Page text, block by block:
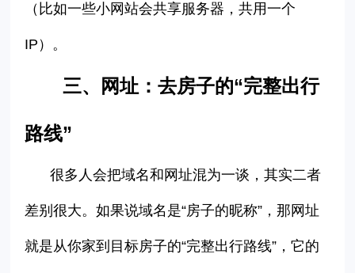
（比如一些小网站会共享服务器，共用一个
IP ）。
三、 网址：去房子的“完整出行
路线”
很多人会把域名和网址混为一谈，其实二者
差别很大。如果说域名是“房子的昵称” ，那网址
就是从你家到目标房子的“完整出行路线” ，它的